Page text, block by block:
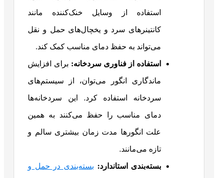
استفاده از وسایل خنک‌کننده مانند
کانتینرهای سرد و یخچال‌های حمل و نقل
می‌تواند به حفظ دمای مناسب کمک کند.
استفاده از فناوری سردخانه: برای افزایش
ماندگاری انگور می‌توان، از سیستم‌های
سردخانه استفاده کرد. این سردخانه‌ها
دمای مناسب را حفظ می‌کنند به همین
علت انگورها مدت زمان بیشتری سالم و
تازه می‌مانند.
بسته‌بندی استاندارد: بسته‌بندی در حمل و